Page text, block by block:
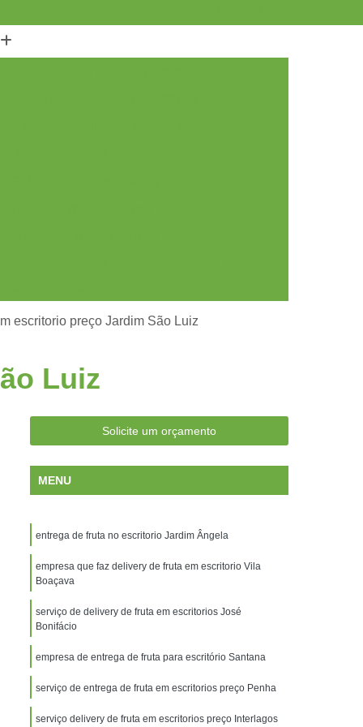
Escritórios Campinas
Frutas Frescas Escritórios Campinas
Escritórios Campinas
Santos
de Frutas e Verduras a Domicílio
Entrega de Frutas para Empresas
de Salada de Frutas
Entrega Frutas
Empresa de Entrega de Frutas Santos
Empresas Santos
Empresas Santos
Empresas Santos
Empresas Campinas
escritorio preço Jardim São Luiz
Luiz
Solicite um orçamento
MENU
entrega de fruta no escritorio Jardim Ângela
empresa que faz delivery de fruta em escritorio Vila
Boaçava
serviço de delivery de fruta em escritorios José
Bonifácio
empresa de entrega de fruta para escritório Santana
serviço de entrega de fruta em escritorios preço Penha
serviço delivery de fruta em escritorios preço Interlagos